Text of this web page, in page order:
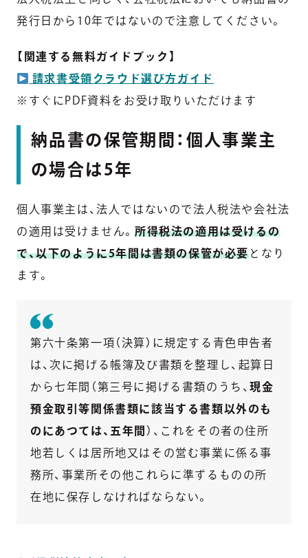
発行日から10年ではないので注意してください。
【関連する無料ガイドブック】
請求書受領クラウド選び方ガイド
※すぐにPDF資料をお受け取りいただけます
納品書の保管期間：個人事業主
の場合は5年
個人事業主は、法人ではないので法人税法や会社法
の適用は受けません。 所得税法の適用は受けるの
で、以下のように5年間は書類の保管が必要となり
ます。
第六十条第一項（決算）に規定する青色申告者
は、次に掲げる帳簿及び書類を整理し、起算日
から七年間（第三号に掲げる書類のうち、現金
預金取引等関係書類に該当する書類以外のも
のにあつては、五年間 ）、これをその者の住所
地若しくは居所地又はその営む事業に係る事
務所、事業所その他これらに準ずるものの所
在地に保存しなければならない。